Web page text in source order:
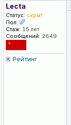
Lecta
Статус: скрыт
Пол:
Стаж: 15 лет
Сообщений: 2649
Рейтинг